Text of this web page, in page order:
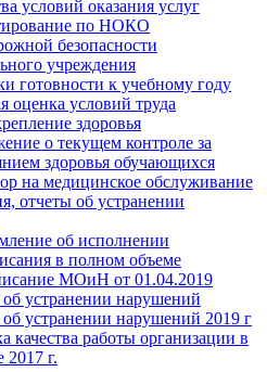
условий оказания услуг
по НОКО
безопасности
учреждения
готовности к учебному году
оценка условий труда
здоровья
о текущем контроле за
здоровья обучающихся
на медицинское обслуживание
отчеты об устранении
об исполнении
в полном объеме
МОиН от 01.04.2019
устранении нарушений
устранении нарушений 2019 г
качества работы организации в
2017 г.